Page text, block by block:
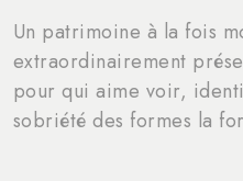
Un patrimoine à la fois
extraordinairement
pour qui aime voir,
sobriété des formes la